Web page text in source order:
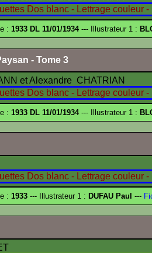
: 1933 DL 11/01/1934--- Illustrateur 1 :
- Tome 3
et Alexandre CHATRIAN
: 1933 DL 11/01/1934--- Illustrateur 1 :
: 1933 --- Illustrateur 1 : DUFAU Paul ---